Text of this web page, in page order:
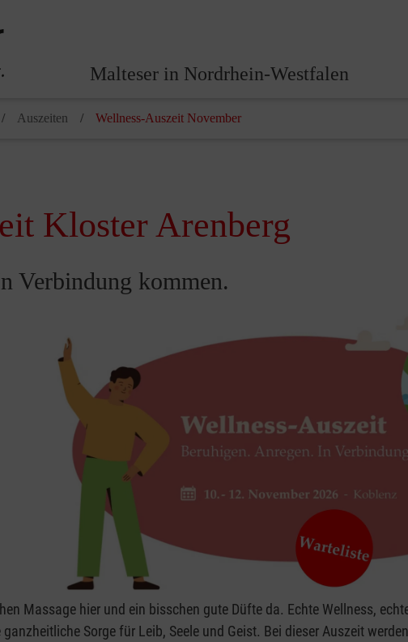
Malteser in Nordrhein-Westfalen
Auszeiten Wellness-Auszeit November
Kloster Arenberg
Verbindung kommen.
Massage hier und ein bisschen gute Düfte da. Echte Wellness,
Sorge für Leib, Seele und Geist. Bei dieser Auszeit